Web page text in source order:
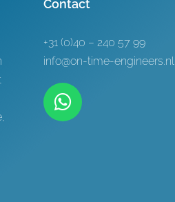
Contact
+31 (0)40 – 240 57 99
info@on-time-engineers.nl